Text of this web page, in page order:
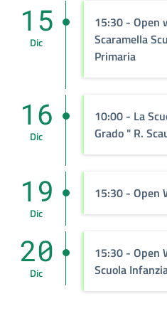
15
Dic
15:30 - Open
Scaramella
Primaria
16
Dic
10:00 - La
Grado " R.
19
Dic
15:30 - Open
20
Dic
15:30 - Open
Scuola